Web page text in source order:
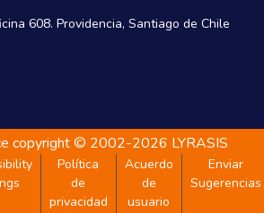
608. Providencia, Santiago de Chile
copyright © 2002-2026 LYRASIS
Política
de
privacidad
Acuerdo
de
usuario
Enviar
Sugerencias